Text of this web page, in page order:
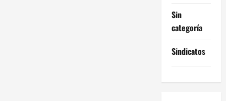
Sin
categoría
Sindicatos